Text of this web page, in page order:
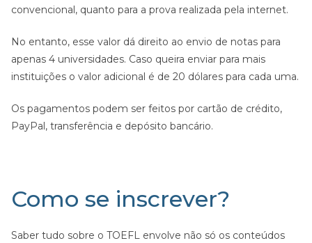
convencional, quanto para a prova realizada pela internet.
No entanto, esse valor dá direito ao envio de notas para
apenas 4 universidades. Caso queira enviar para mais
instituições o valor adicional é de 20 dólares para cada uma.
Os pagamentos podem ser feitos por cartão de crédito,
PayPal, transferência e depósito bancário.
Como se inscrever?
Saber tudo sobre o TOEFL envolve não só os conteúdos